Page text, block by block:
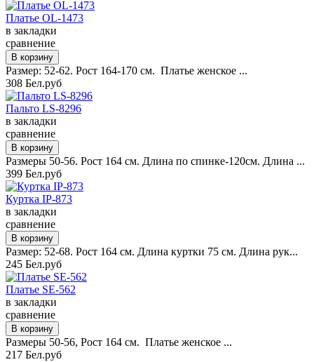
Платье OL-1473
в закладки
сравнение
Размер: 52-62. Рост 164-170 см. Платье женское ...
308 Бел.руб
Пальто LS-8296
в закладки
сравнение
Размеры 50-56. Рост 164 см. Длина по спинке-120см. Длина ...
399 Бел.руб
Куртка IP-873
в закладки
сравнение
Размер: 52-68. Рост 164 см. Длина куртки 75 см. Длина рук...
245 Бел.руб
Платье SE-562
в закладки
сравнение
Размеры 50-56, Рост 164 см. Платье женское ...
217 Бел.руб